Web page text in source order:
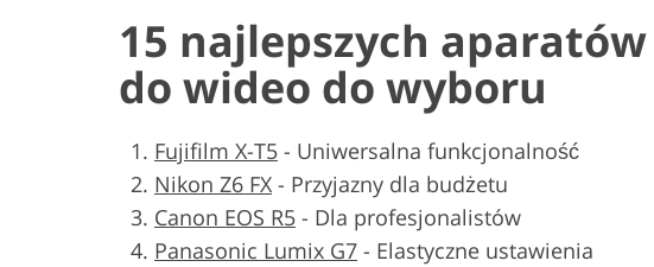
15 najlepszych
do wideo do wyboru
Fujifilm X-T5 - Uniwersalna funkcjonalność
Nikon Z6 FX - Przyjazny dla budżetu
Canon EOS R5 - Dla profesjonalistów
Panasonic Lumix G7 - Elastyczne ustawienia